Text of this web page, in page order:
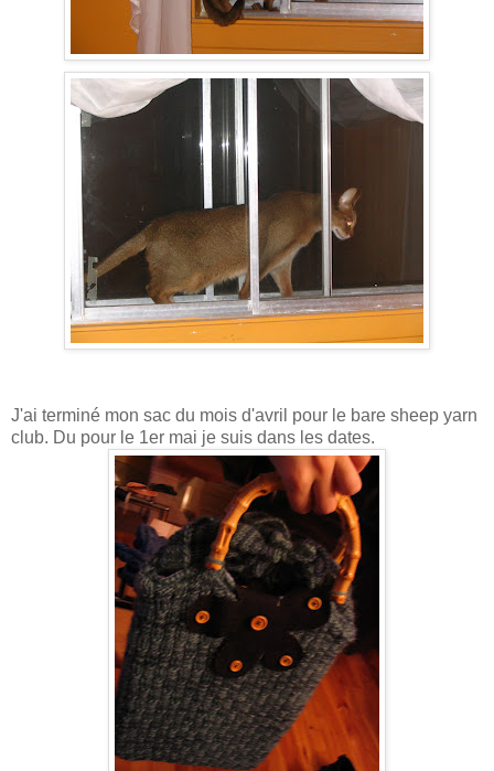
J'ai terminé mon sac du mois d'avril pour le bare sheep yarn
club. Du pour le 1er mai je suis dans les dates.